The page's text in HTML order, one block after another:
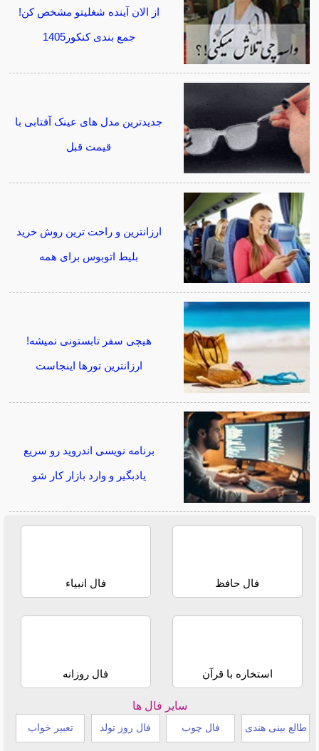
از الان آینده شغلیتو مشخص کن!
جمع بندی کنکور1405
جدیدترین مدل های عینک آفتابی با
قیمت قبل
ارزانترین و راحت ترین روش خرید
بلیط اتوبوس برای همه
هیچی سفر تابستونی نمیشه!
ارزانترین تورها اینجاست
برنامه نویسی اندروید رو سریع
یادبگیر و وارد بازار کار شو
فال حافظ فال انبیاء
استخاره با قرآن فال روزانه
سایر فال ها
طالع بینی هندی فال چوب فال روز تولد تعبیر خواب